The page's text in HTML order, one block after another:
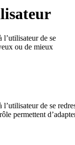
de se
ou de mieux
de se
permettent